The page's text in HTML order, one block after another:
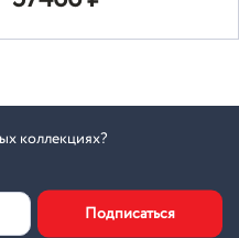
коллекциях?
Подписаться